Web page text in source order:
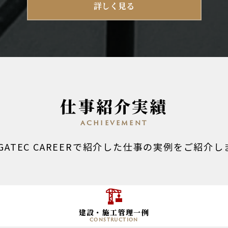
詳しく見る
仕事紹介実績
achievement
CAREERで紹介した仕事の実例をご紹介し
建設・施工管理一例
construction